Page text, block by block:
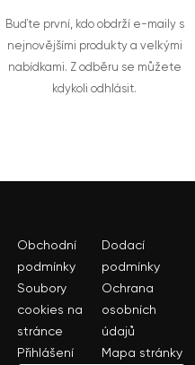
Buďte první, kdo obdrží e-maily s
nejnovějšími produkty a velkými
nabídkami. Z odběru se můžete
kdykoli odhlásit.
Obchodní
podmínky
Dodací
podmínky
Soubory
cookies na
stránce
Ochrana
osobních
údajů
Přihlášení
Mapa stránky